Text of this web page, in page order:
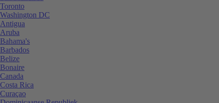
Toronto
Washington DC
Antigua
Aruba
Bahama's
Barbados
Belize
Bonaire
Canada
Costa Rica
Curaçao